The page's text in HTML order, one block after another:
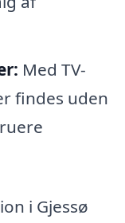
Med TV-
findes uden
i Gjessø